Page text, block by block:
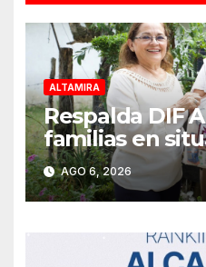
ALTAMIRA
Respalda DIF
familias en
vulnerabilidad
AGO 6, 2026